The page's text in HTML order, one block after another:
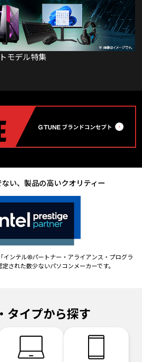
モデル特集
い、製品の高いクオリティー
インテル®パートナー・アライアンス・プログラ
された数少ないパソコンメーカーです。
タイプから探す